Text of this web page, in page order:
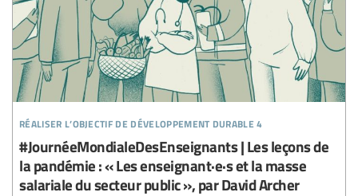
réaliser l’objectif de développement durable 4
#JournéeMondialeDesEnseignants | Les leçons de
la pandémie : « Les enseignant·e·s et la masse
salariale du secteur public », par David Archer